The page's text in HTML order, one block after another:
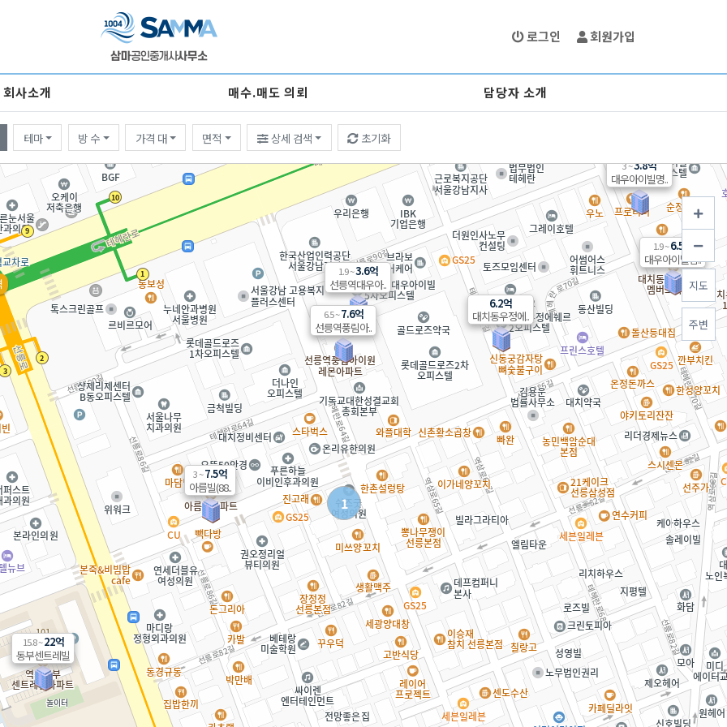
로그인 회원가입
회사소개 매수.매도 의뢰 담당자 소개
테마 방 수 가격 대 면적 상세 검색 초기화
지도
주변
1
3 ~3.8억
대우아이빌명..
1.9 ~6.5억
대우아이빌멤..
1.9 ~3.6억
선릉역대우아..
6.2억
대치동우정에..
6.5 ~7.6억
선릉역풍림아..
3 ~7.5억
아름빌(88..
15.8 ~22억
동부센트레빌